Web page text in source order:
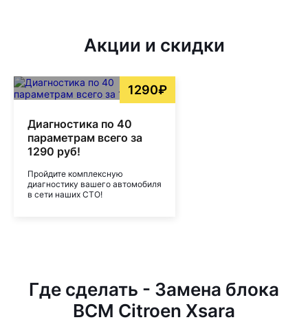
Акции и скидки
1290₽
Диагностика по 40
параметрам всего за
1290 руб!
Пройдите комплексную
диагностику вашего автомобиля
в сети наших СТО!
Где сделать - Замена блока
BCM Citroen Xsara